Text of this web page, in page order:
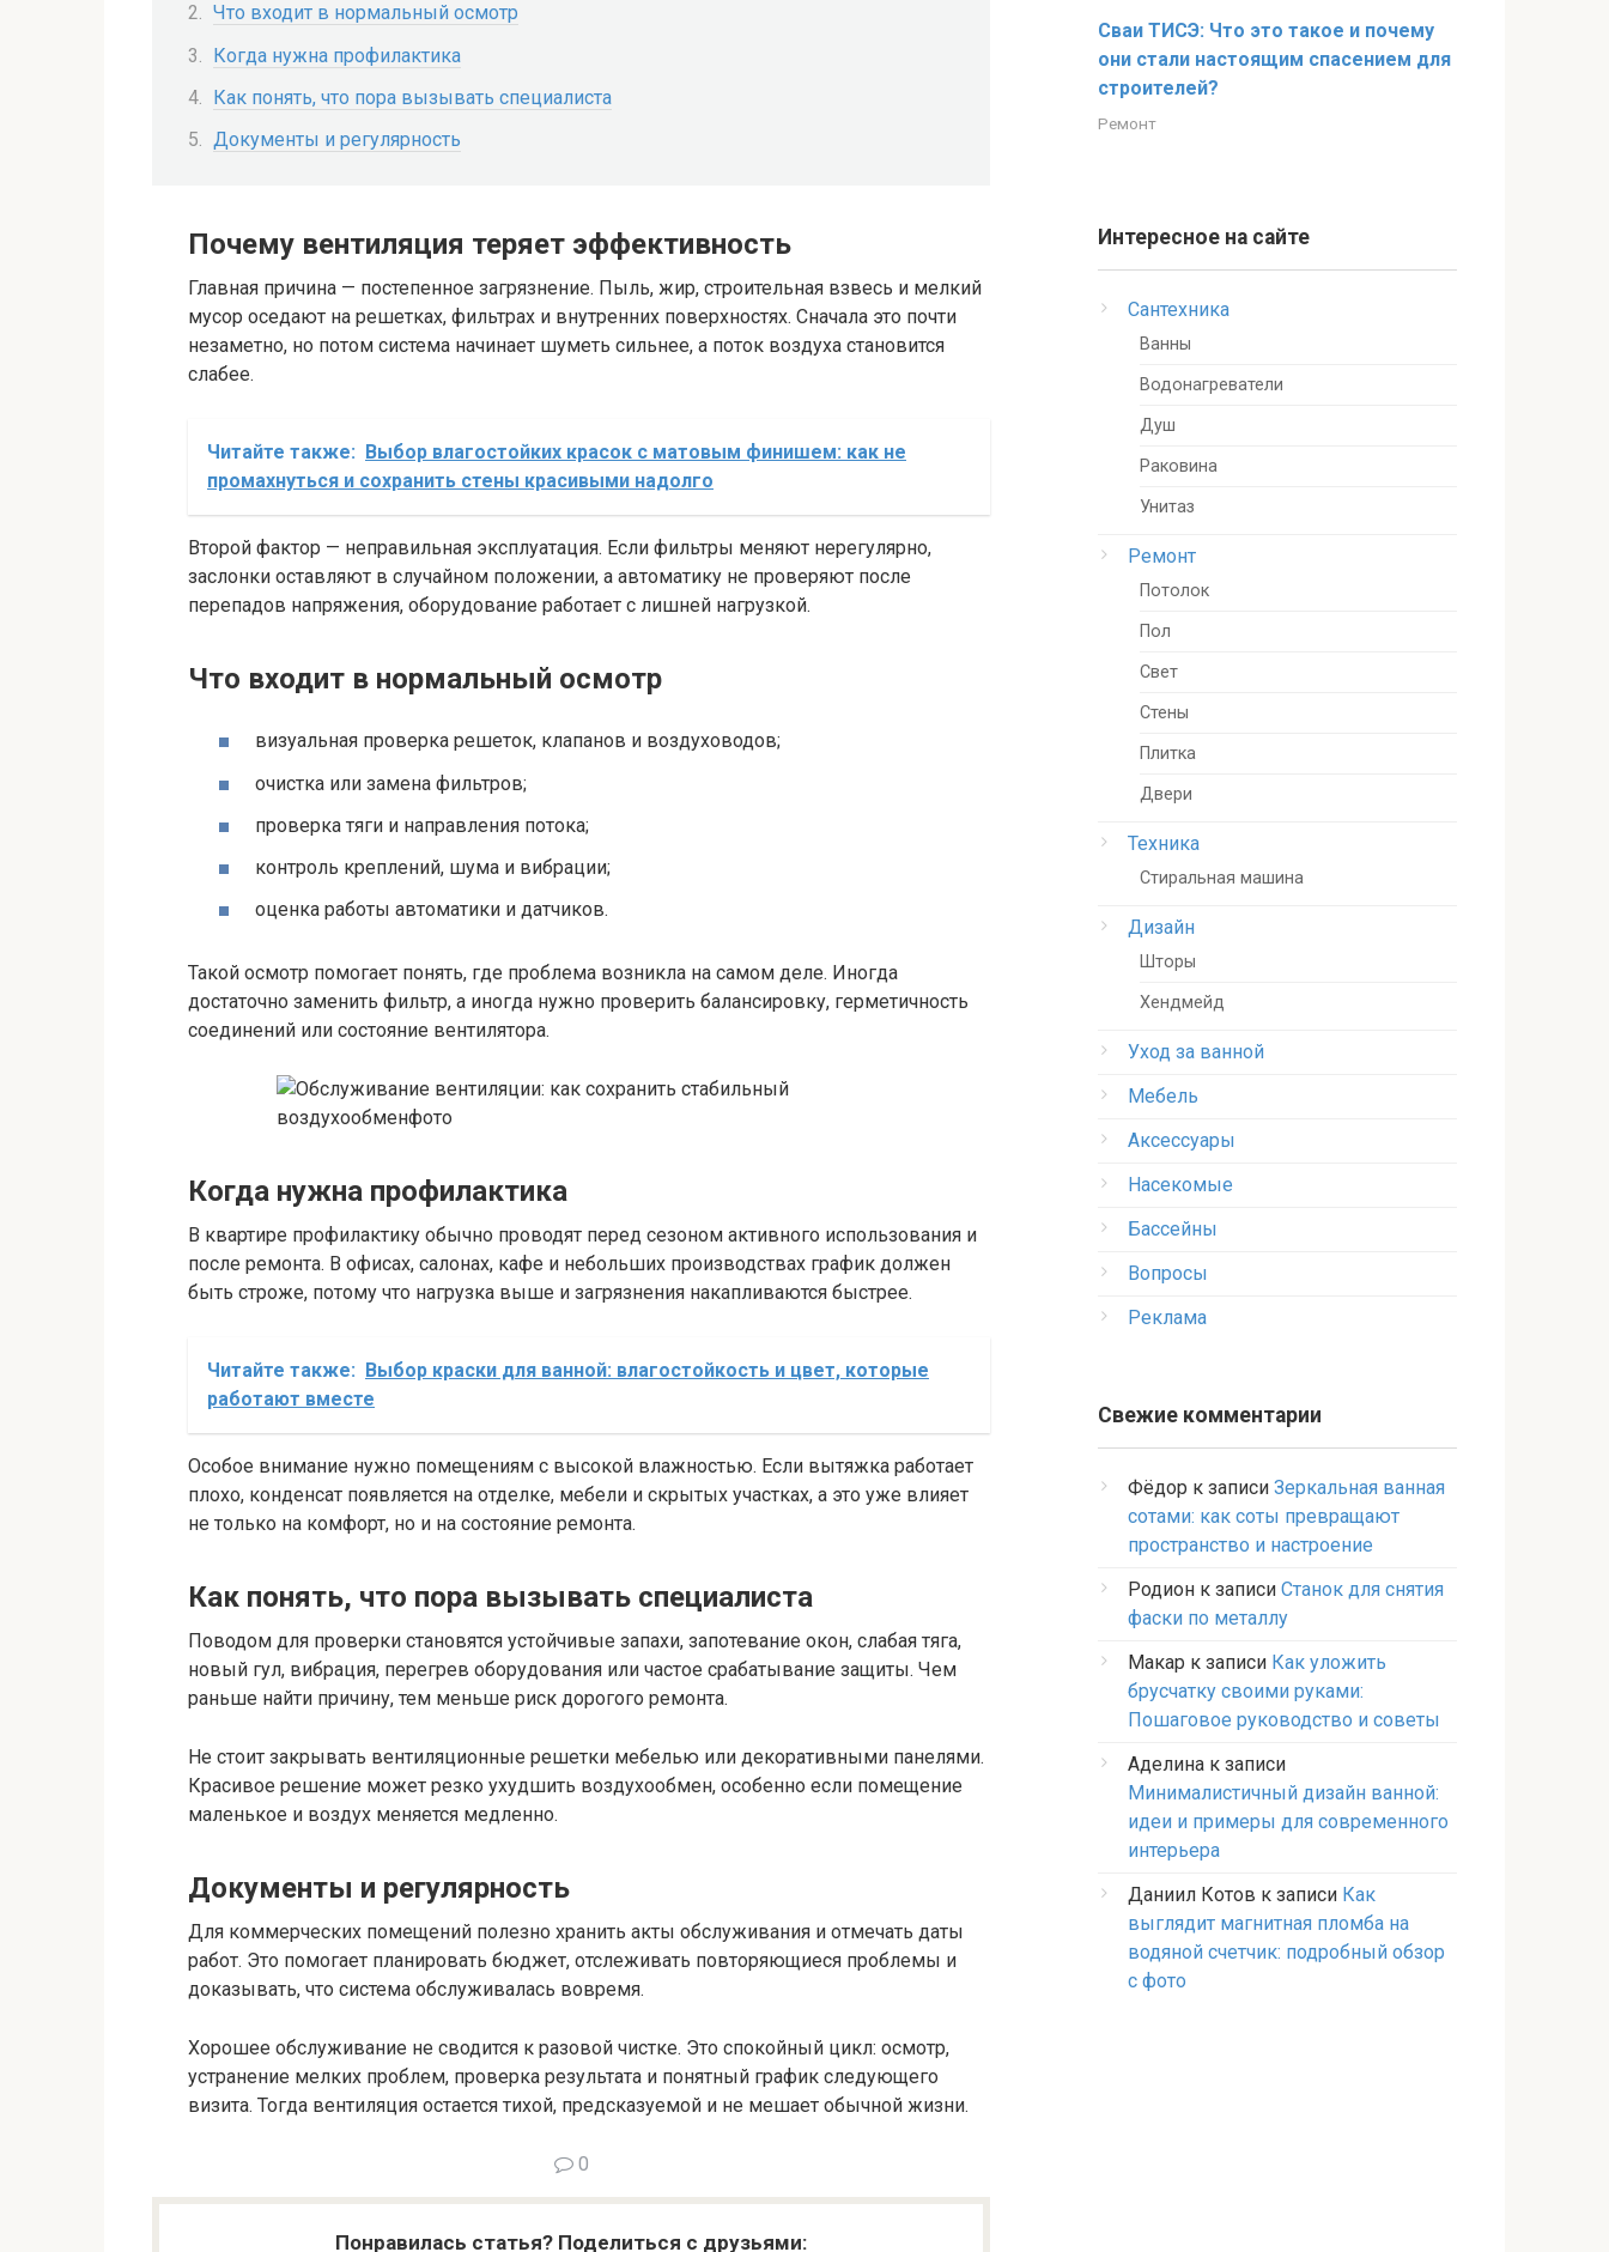
Что входит в нормальный осмотр
Когда нужна профилактика
Как понять, что пора вызывать специалиста
Документы и регулярность
Почему вентиляция теряет эффективность
Главная причина — постепенное загрязнение. Пыль, жир, строительная взвесь и мелкий
мусор оседают на решетках, фильтрах и внутренних поверхностях. Сначала это почти
незаметно, но потом система начинает шуметь сильнее, а поток воздуха становится
слабее.
Читайте также: Выбор влагостойких красок с матовым финишем: как не
промахнуться и сохранить стены красивыми надолго
Второй фактор — неправильная эксплуатация. Если фильтры меняют нерегулярно,
заслонки оставляют в случайном положении, а автоматику не проверяют после
перепадов напряжения, оборудование работает с лишней нагрузкой.
Что входит в нормальный осмотр
визуальная проверка решеток, клапанов и воздуховодов;
очистка или замена фильтров;
проверка тяги и направления потока;
контроль креплений, шума и вибрации;
оценка работы автоматики и датчиков.
Такой осмотр помогает понять, где проблема возникла на самом деле. Иногда
достаточно заменить фильтр, а иногда нужно проверить балансировку, герметичность
соединений или состояние вентилятора.
Когда нужна профилактика
В квартире профилактику обычно проводят перед сезоном активного использования и
после ремонта. В офисах, салонах, кафе и небольших производствах график должен
быть строже, потому что нагрузка выше и загрязнения накапливаются быстрее.
Читайте также: Выбор краски для ванной: влагостойкость и цвет, которые
работают вместе
Особое внимание нужно помещениям с высокой влажностью. Если вытяжка работает
плохо, конденсат появляется на отделке, мебели и скрытых участках, а это уже влияет
не только на комфорт, но и на состояние ремонта.
Как понять, что пора вызывать специалиста
Поводом для проверки становятся устойчивые запахи, запотевание окон, слабая тяга,
новый гул, вибрация, перегрев оборудования или частое срабатывание защиты. Чем
раньше найти причину, тем меньше риск дорогого ремонта.
Не стоит закрывать вентиляционные решетки мебелью или декоративными панелями.
Красивое решение может резко ухудшить воздухообмен, особенно если помещение
маленькое и воздух меняется медленно.
Документы и регулярность
Для коммерческих помещений полезно хранить акты обслуживания и отмечать даты
работ. Это помогает планировать бюджет, отслеживать повторяющиеся проблемы и
доказывать, что система обслуживалась вовремя.
Хорошее обслуживание не сводится к разовой чистке. Это спокойный цикл: осмотр,
устранение мелких проблем, проверка результата и понятный график следующего
визита. Тогда вентиляция остается тихой, предсказуемой и не мешает обычной жизни.
0
Понравилась статья? Поделиться с друзьями:
Сваи ТИСЭ: Что это такое и почему
они стали настоящим спасением для
строителей?
Ремонт
Интересное на сайте
Сантехника
Ванны
Водонагреватели
Душ
Раковина
Унитаз
Ремонт
Потолок
Пол
Свет
Стены
Плитка
Двери
Техника
Стиральная машина
Дизайн
Шторы
Хендмейд
Уход за ванной
Мебель
Аксессуары
Насекомые
Бассейны
Вопросы
Реклама
Свежие комментарии
Фёдор к записи Зеркальная ванная
сотами: как соты превращают
пространство и настроение
Родион к записи Станок для снятия
фаски по металлу
Макар к записи Как уложить
брусчатку своими руками:
Пошаговое руководство и советы
Аделина к записи
Минималистичный дизайн ванной:
идеи и примеры для современного
интерьера
Даниил Котов к записи Как
выглядит магнитная пломба на
водяной счетчик: подробный обзор
с фото